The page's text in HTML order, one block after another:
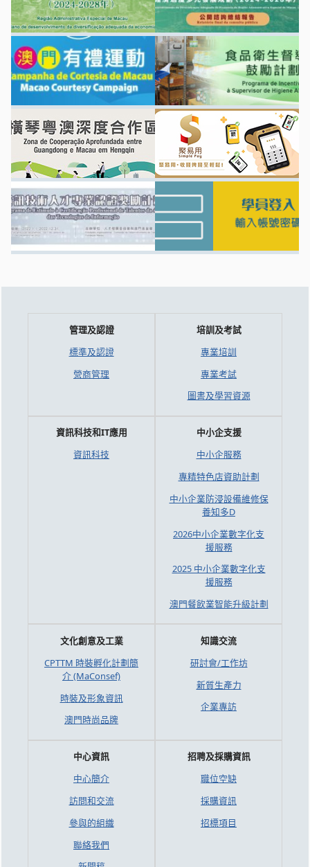
管理及認證
標準及認證
營商管理
培訓及考試
專業培訓
專業考試
圖書及學習資源
資訊科技和IT應用
資訊科技
中小企支援
中小企服務
專精特色店資助計劃
中小企業防浸設備維修保
養知多D
2026中小企業數字化支
援服務
2025 中小企業數字化支
援服務
澳門餐飲業智能升級計劃
文化創意及工業
CPTTM 時裝孵化計劃簡
介 (MaConsef)
時裝及形象資訊
澳門時尚品牌
知識交流
研討會/工作坊
新質生產力
企業專訪
中心資訊
中心簡介
訪問和交流
參與的組織
聯絡我們
招聘及採購資訊
職位空缺
採購資訊
招標項目